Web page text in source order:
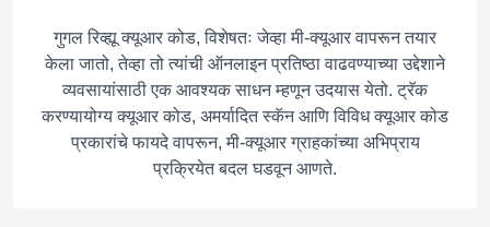
गुगल रिव्ह्यू क्यूआर कोड, विशेषतः जेव्हा मी-क्यूआर वापरून तयार
केला जातो, तेव्हा तो त्यांची ऑनलाइन प्रतिष्ठा वाढवण्याच्या उद्देशाने
व्यवसायांसाठी एक आवश्यक साधन म्हणून उदयास येतो. ट्रॅक
करण्यायोग्य क्यूआर कोड, अमर्यादित स्कॅन आणि विविध क्यूआर कोड
प्रकारांचे फायदे वापरून, मी-क्यूआर ग्राहकांच्या अभिप्राय
प्रक्रियेत बदल घडवून आणते.